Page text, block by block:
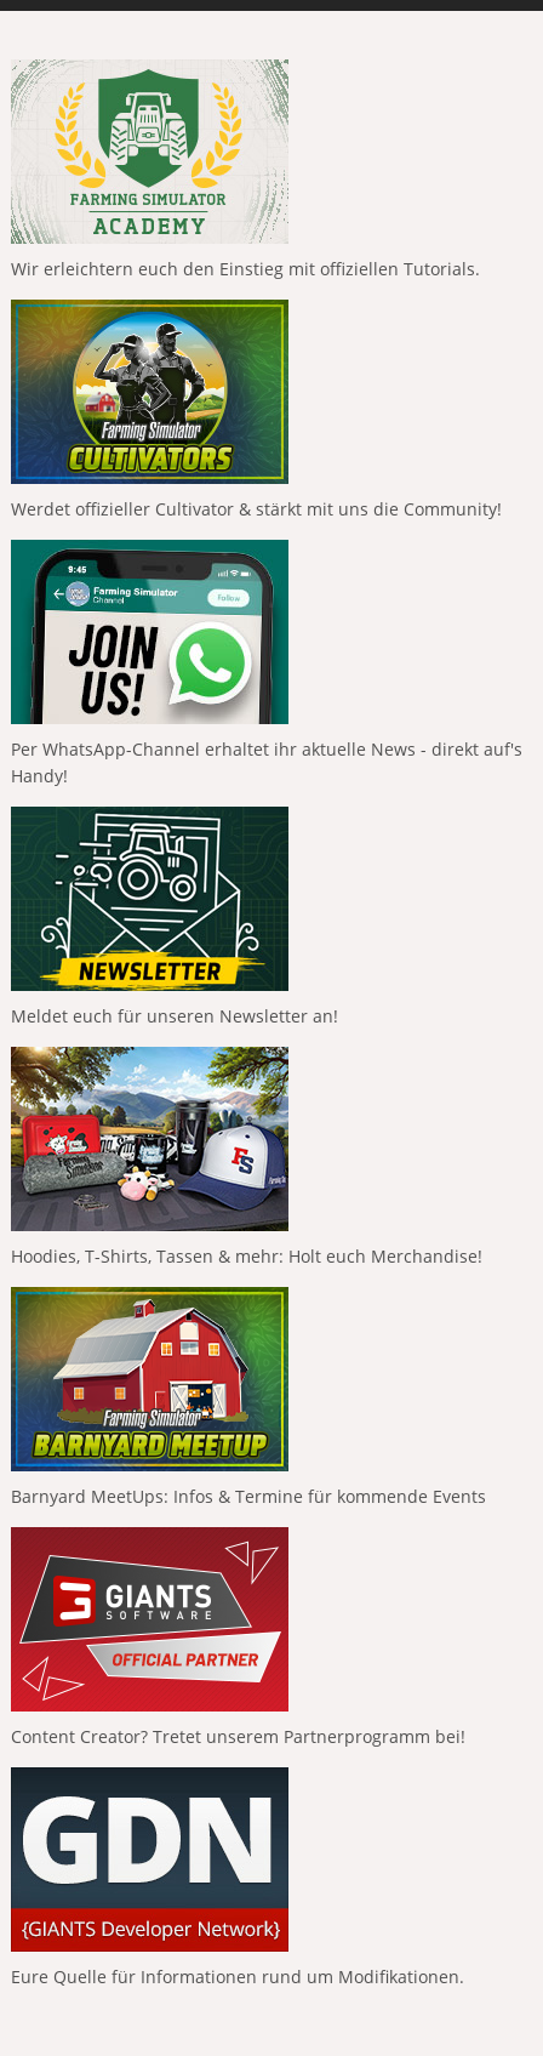
Wir erleichtern euch den Einstieg mit offiziellen Tutorials.
Werdet offizieller Cultivator & stärkt mit uns die Community!
Per WhatsApp-Channel erhaltet ihr aktuelle News - direkt auf's
Handy!
Meldet euch für unseren Newsletter an!
Hoodies, T-Shirts, Tassen & mehr: Holt euch Merchandise!
Barnyard MeetUps: Infos & Termine für kommende Events
Content Creator? Tretet unserem Partnerprogramm bei!
Eure Quelle für Informationen rund um Modifikationen.